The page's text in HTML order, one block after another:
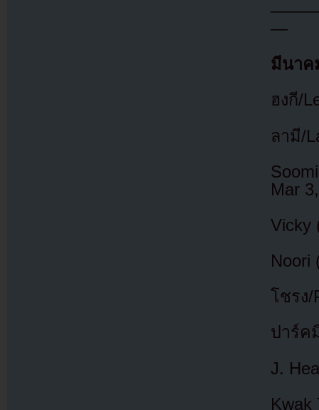
—
มีนาค
ฮงกี/
ลามี/
Mar
Vicky
Noori
โชรง/
ปาร์ค
J.
Kwak